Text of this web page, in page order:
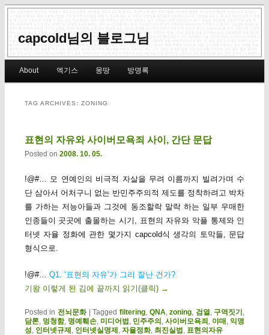
capcold님의 블로그님
Skip to primary content
Skip to secondary content
About 엑기스 몽땅 방명록
TAG ARCHIVES: ZONING
표현의 자유와 사이버모욕죄 사이, 간단 문답
Posted on 2008. 10. 05.
!@#… 모 연예인의 비극적 자살을 무려 이름까지 빌려가며 수
단 삼아서 어처구니 없는 반민주주의적 제도를 정착하려고 박차
를 가하는 저능아들과 그것에 동조할락 말락 하는 일부 우매한
인종들이 곳곳에 출몰하는 시기, 표현의 자유와 악플 통제와 인
터넷 자율 정화에 관한 몇가지 capcold식 생각의 토막들, 문답
형식으로.
!@#… Q1. ‘표현의 자유’가 그리 잘난 건가?
기왕 이렇게 된 김에 끝까지 읽기(클릭) →
Posted in 전뇌문화 |Tagged filtering, QNA ,zoning 검열 구역짓기
담론, 멍청함, 명예훼손, 미디어법 민주주의 ,사이버모욕죄 야매 익명
성 인터넷규제 인터넷실명제 자율정화, 최진실법 표현의자유